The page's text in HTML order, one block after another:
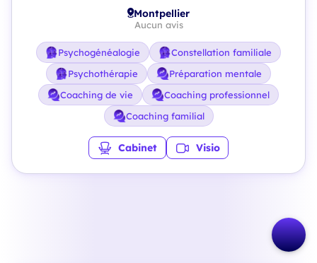
Montpellier
Aucun avis
Psychogénéalogie
Constellation familiale
Psychothérapie
Préparation mentale
Coaching de vie
Coaching professionnel
Coaching familial
Cabinet Visio